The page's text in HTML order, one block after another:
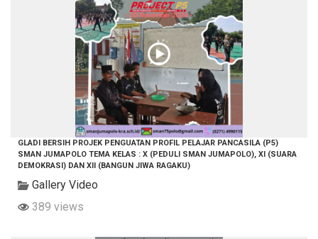
GLADI BERSIH PROJEK PENGUATAN PROFIL PELAJAR PANCASILA (P5)
SMAN JUMAPOLO TEMA KELAS : X (PEDULI SMAN JUMAPOLO), XI (SUARA
DEMOKRASI) DAN XII (BANGUN JIWA RAGAKU)
Gallery Video
389 views